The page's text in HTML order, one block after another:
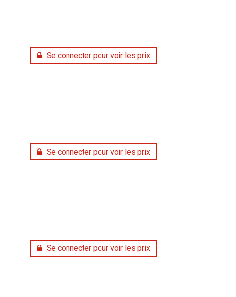
Se connecter pour voir les prix
Se connecter pour voir les prix
Se connecter pour voir les prix